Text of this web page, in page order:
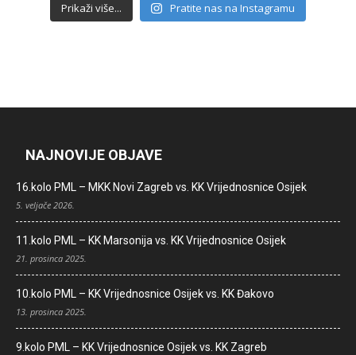
Prikaži više... Pratite nas na Instagramu
NAJNOVIJE OBJAVE
16.kolo PML – MKK Novi Zagreb vs. KK Vrijednosnice Osijek
5. veljače 2026.
11.kolo PML – KK Marsonija vs. KK Vrijednosnice Osijek
21. prosinca 2025.
10.kolo PML – KK Vrijednosnice Osijek vs. KK Đakovo
13. prosinca 2025.
9.kolo PML – KK Vrijednosnice Osijek vs. KK Zagreb